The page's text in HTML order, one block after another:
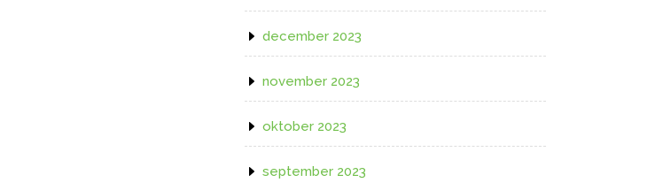
december 2023
november 2023
oktober 2023
september 2023